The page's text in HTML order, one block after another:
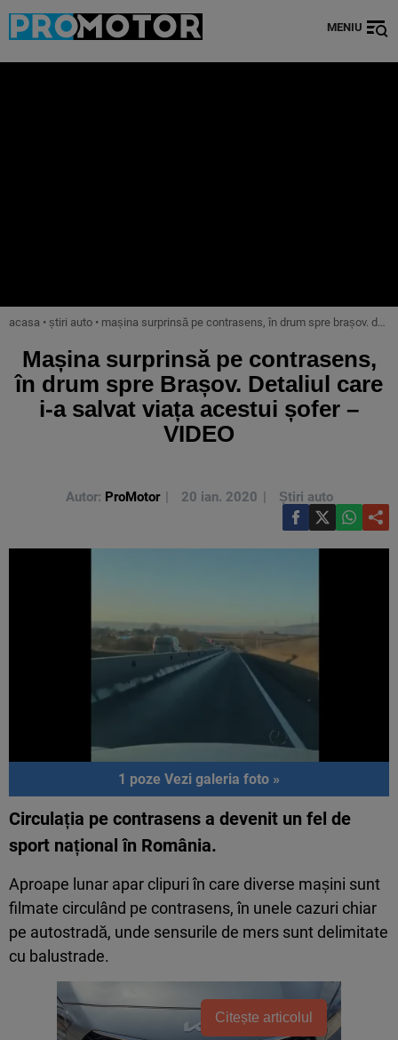
MENIU
acasa • știri auto • mașina surprinsă pe contrasens, în drum spre brașov. detaliul care i-a salvat viața acestui șofer – video
Mașina surprinsă pe contrasens,
în drum spre Brașov. Detaliul care
i-a salvat viața acestui șofer –
VIDEO
Autor: ProMotor 20 ian. 2020 Știri auto
1 poze Vezi galeria foto »
Circulația pe contrasens a devenit un fel de
sport național în România.
Aproape lunar apar clipuri în care diverse mașini sunt
filmate circulând pe contrasens, în unele cazuri chiar
pe autostradă, unde sensurile de mers sunt delimitate
cu balustrade.
Citește articolul